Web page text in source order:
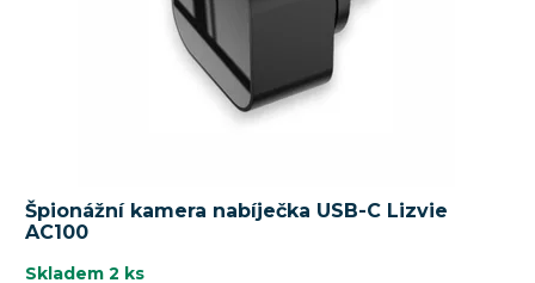
Špionážní kamera nabíječka USB-C Lizvie
AC100
Skladem 2 ks